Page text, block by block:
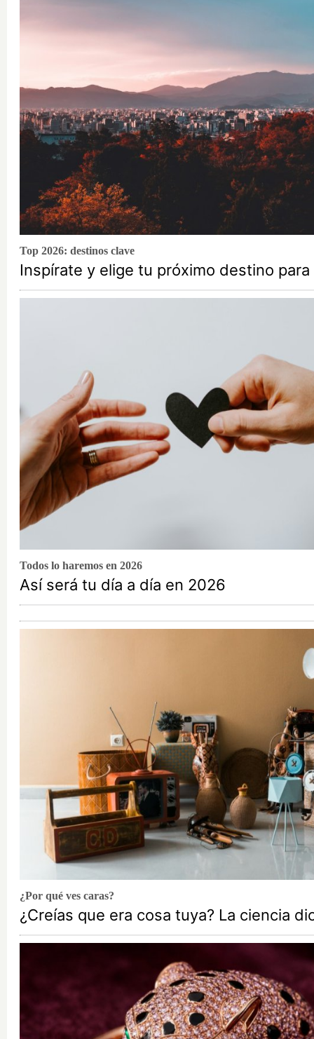
Top 2026: destinos clave
Inspírate y elige tu próximo destino
Todos lo haremos en 2026
Así será tu día a día en 2026
¿Por qué ves caras?
¿Creías que era cosa tuya? La ciencia